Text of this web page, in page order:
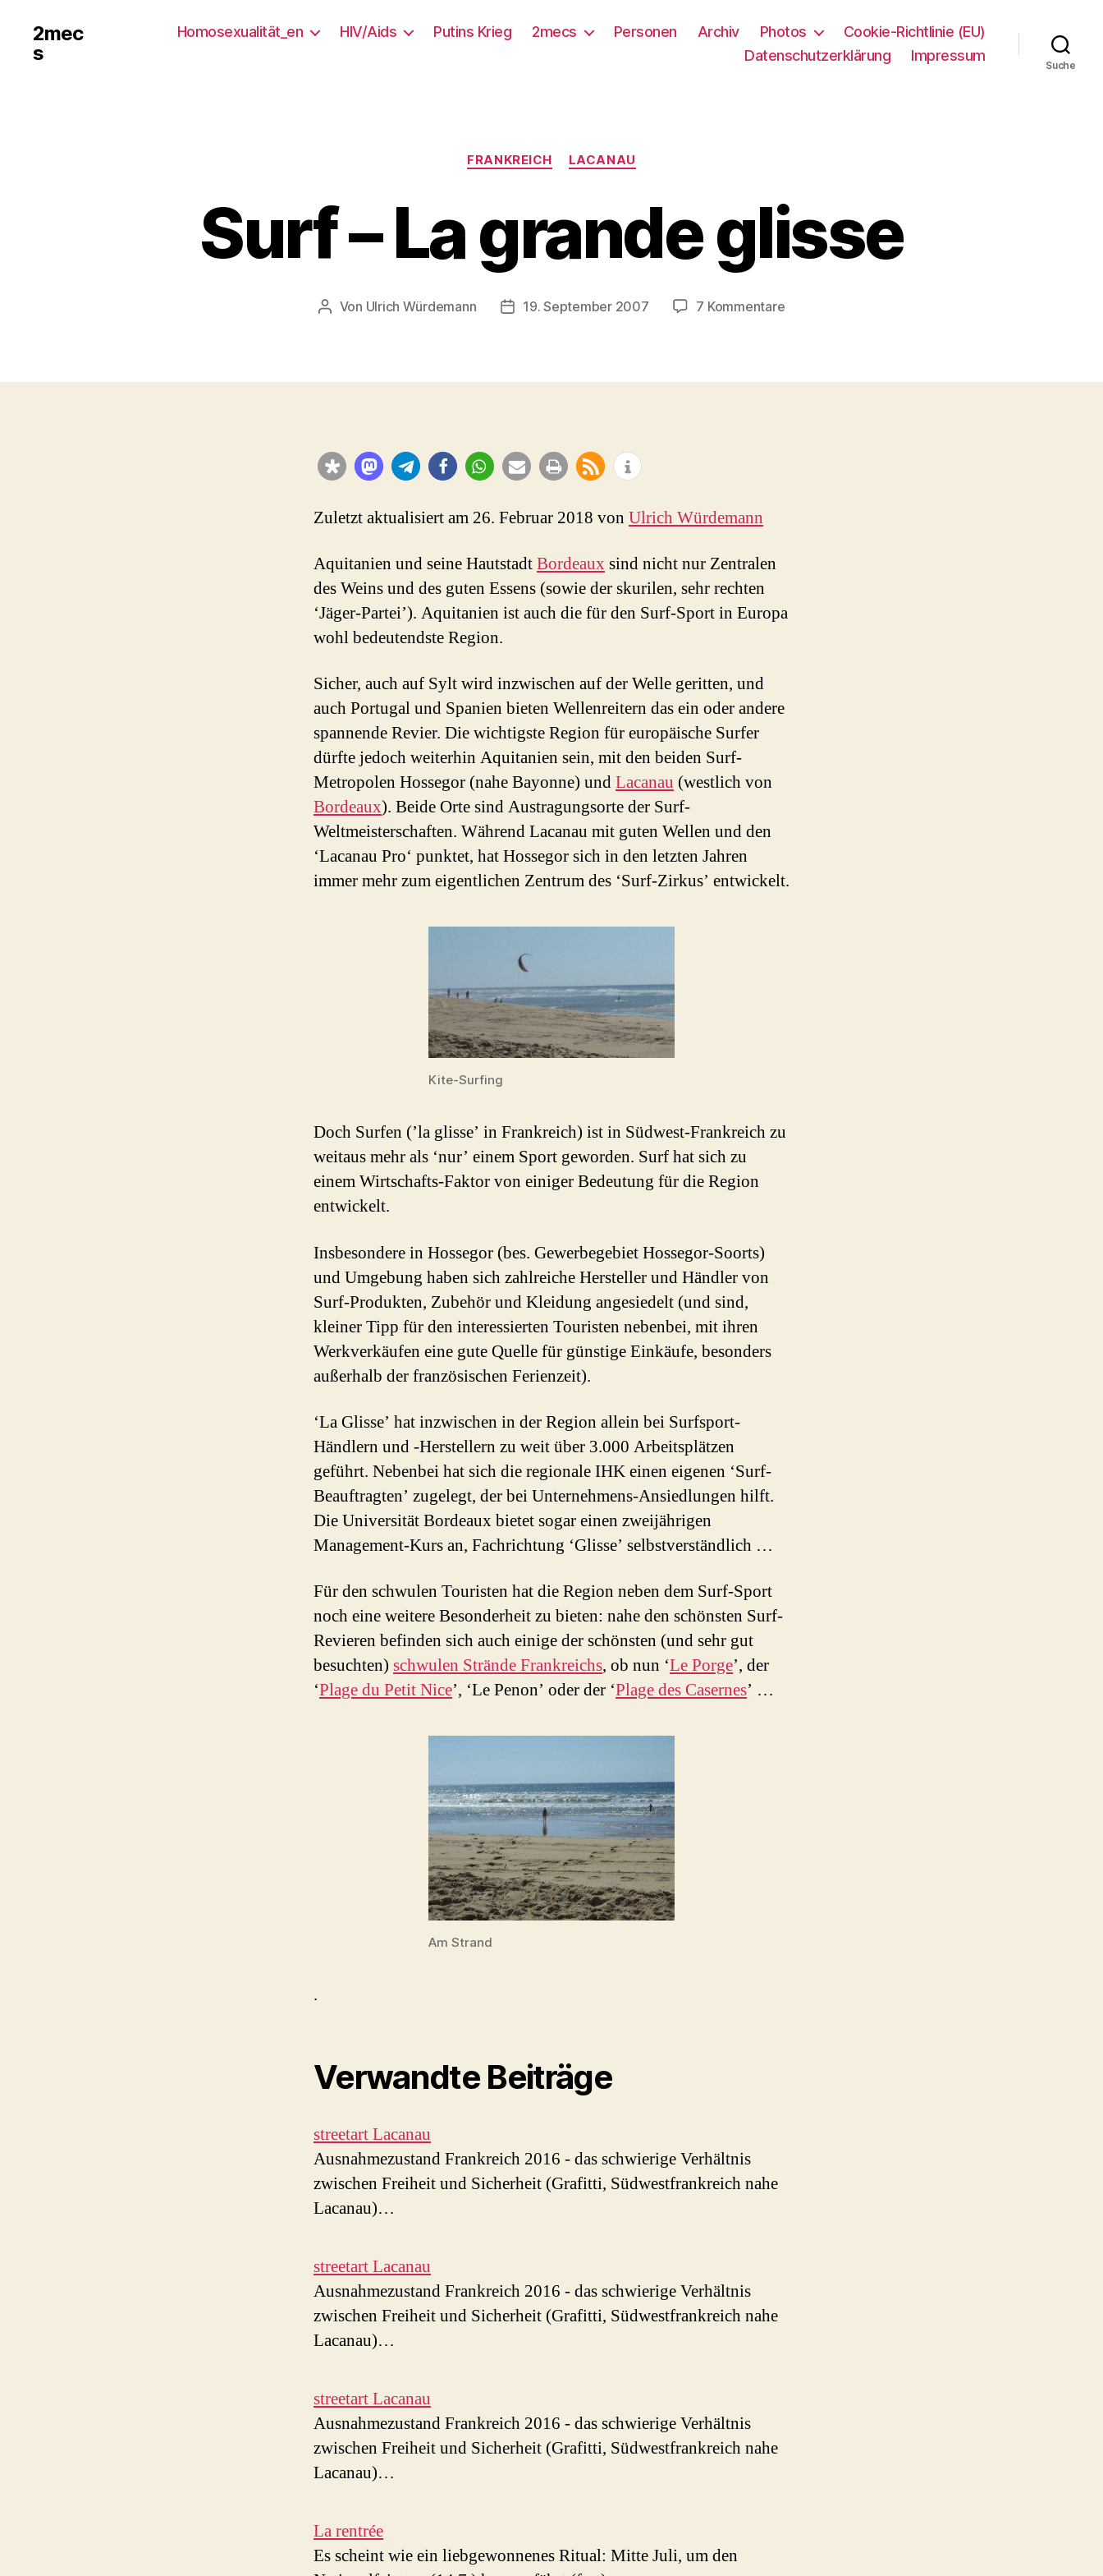
2mec
s
Homosexualität_en HIV/Aids Putins Krieg 2mecs Personen Archiv Photos
Cookie-Richtlinie (EU)
Datenschutzerklärung
Impressum
Suche
Kategorien
FRANKREICH LACANAU
Surf – La grande glisse
Beitragsautor
Von Ulrich Würdemann Beitragsdatum
19. September 2007 7 Kommentarezu
grande
Zuletzt aktualisiert am 26. Februar 2018 von Ulrich Würdemann
Aquitanien und seine HautstadtBordeauxsind nicht nur Zentralen
des Weins und des guten Essens (sowie der skurilen, sehr rechten
‘Jäger-Partei’). Aquitanien ist auch die für den Surf-Sport in Europa
wohl bedeutendste Region.
Sicher, auch auf Sylt wird inzwischen auf der Welle geritten, und
auch Portugal und Spanien bieten Wellenreitern das ein oder andere
spannende Revier. Die wichtigste Region für europäische Surfer
dürfte jedoch weiterhin Aquitanien sein, mit den beiden Surf-
Metropolen Hossegor (nahe Bayonne) undLacanau (westlich von
Bordeaux). Beide Orte sind Austragungsorte der Surf-
Weltmeisterschaften. Während Lacanau mit guten Wellen und den
‘Lacanau Pro‘ punktet, hat Hossegor sich in den letzten Jahren
immer mehr zum eigentlichen Zentrum des ‘Surf-Zirkus’ entwickelt.
Kite-Surfing
Doch Surfen (’la glisse’ in Frankreich) ist in Südwest-Frankreich zu
weitaus mehr als ‘nur’ einem Sport geworden. Surf hat sich zu
einem Wirtschafts-Faktor von einiger Bedeutung für die Region
entwickelt.
Insbesondere in Hossegor (bes. Gewerbegebiet Hossegor-Soorts)
und Umgebung haben sich zahlreiche Hersteller und Händler von
Surf-Produkten, Zubehör und Kleidung angesiedelt (und sind,
kleiner Tipp für den interessierten Touristen nebenbei, mit ihren
Werkverkäufen eine gute Quelle für günstige Einkäufe, besonders
außerhalb der französischen Ferienzeit).
‘La Glisse’ hat inzwischen in der Region allein bei Surfsport-
Händlern und -Herstellern zu weit über 3.000 Arbeitsplätzen
geführt. Nebenbei hat sich die regionale IHK einen eigenen ‘Surf-
Beauftragten’ zugelegt, der bei Unternehmens-Ansiedlungen hilft.
Die Universität Bordeaux bietet sogar einen zweijährigen
Management-Kurs an, Fachrichtung ‘Glisse’ selbstverständlich …
Für den schwulen Touristen hat die Region neben dem Surf-Sport
noch eine weitere Besonderheit zu bieten: nahe den schönsten Surf-
Revieren befinden sich auch einige der schönsten (und sehr gut
besuchten) schwulen Strände Frankreichs, ob nun ‘Le Porge’, der
‘Plage du Petit Nice’, ‘Le Penon’ oder der ‘Plage des Casernes’ …
Am Strand
.
Verwandte Beiträge
streetart Lacanau
Ausnahmezustand Frankreich 2016 - das schwierige Verhältnis
zwischen Freiheit und Sicherheit (Grafitti, Südwestfrankreich nahe
Lacanau)…
streetart Lacanau
Ausnahmezustand Frankreich 2016 - das schwierige Verhältnis
zwischen Freiheit und Sicherheit (Grafitti, Südwestfrankreich nahe
Lacanau)…
streetart Lacanau
Ausnahmezustand Frankreich 2016 - das schwierige Verhältnis
zwischen Freiheit und Sicherheit (Grafitti, Südwestfrankreich nahe
Lacanau)…
La rentrée
Es scheint wie ein liebgewonnenes Ritual: Mitte Juli, um den